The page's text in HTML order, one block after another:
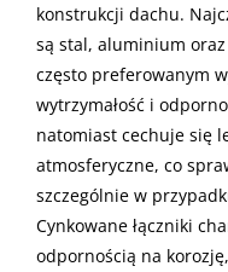
konstrukcji dachu.
są stal, aluminium
często preferowanym
wytrzymałość i
natomiast cechuje się
atmosferyczne, co
szczególnie w
Cynkowane łączniki
odpornością na